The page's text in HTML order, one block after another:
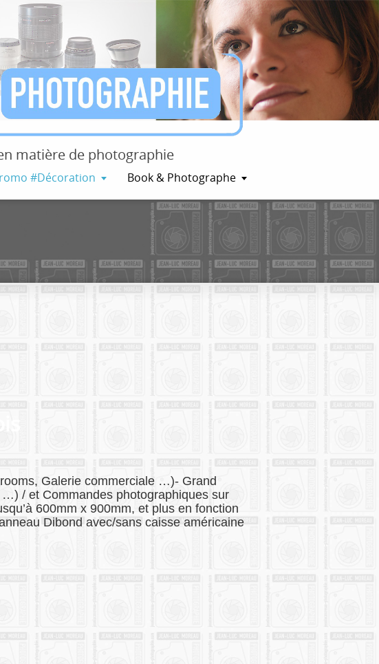
matière de photographie
#Décoration Book & Photographe
Galerie commerciale …)- Grand
/ et Commandes photographiques sur
600mm x 900mm, et plus en fonction
Dibond avec/sans caisse américaine